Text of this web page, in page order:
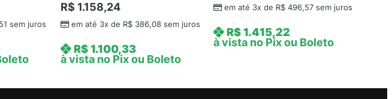
sem juros
R$ 1.158,24
em até 3x de R$ 386,08 sem juros
R$1.100,33
à vista no Pix ou Boleto
em até 3x de R$496,57sem juros
R$1.415,22
à vista no Pix ou Boleto